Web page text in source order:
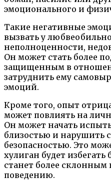
эмоционального и
Такие негативные
вызвать у
неполноценности,
Он может стать более
защищенным в
затруднить ему
эмоций.
Кроме того, опыт
может повлиять на
Он может начать
близостью и нарушить
безопасностью. Это
хулиган будет
станет более
поведению.